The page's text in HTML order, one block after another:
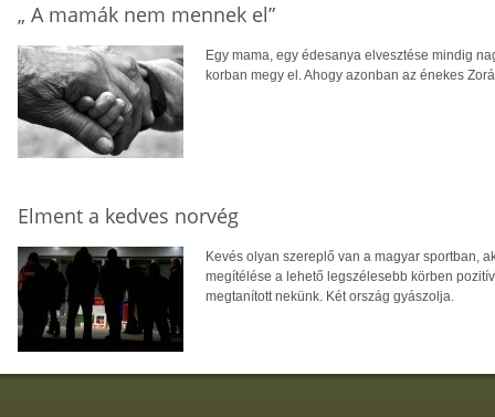
„ A mamák nem mennek el”
Egy mama, egy édesanya elvesztése mindig
korban megy el. Ahogy azonban az énekes
Elment a kedves norvég
Kevés olyan szereplő van a magyar sportban,
megítélése a lehető legszélesebb körben
megtanított nekünk. Két ország gyászolja.